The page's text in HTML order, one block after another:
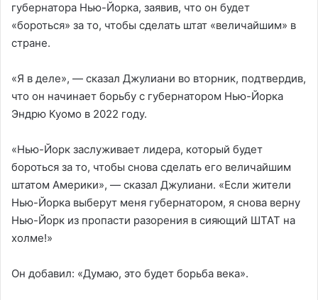
губернатора Нью-Йорка, заявив, что он будет
«бороться» за то, чтобы сделать штат «величайшим» в
стране.
«Я в деле», — сказал Джулиани во вторник, подтвердив,
что он начинает борьбу с губернатором Нью-Йорка
Эндрю Куомо в 2022 году.
«Нью-Йорк заслуживает лидера, который будет
бороться за то, чтобы снова сделать его величайшим
штатом Америки», — сказал Джулиани. «Если жители
Нью-Йорка выберут меня губернатором, я снова верну
Нью-Йорк из пропасти разорения в сияющий ШТАТ на
холме!»
Он добавил: «Думаю, это будет борьба века».